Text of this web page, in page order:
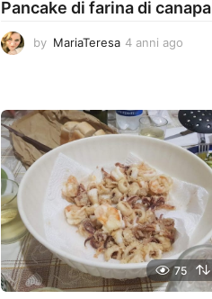
Pancake di farina di canapa
by MariaTeresa 4 anni ago
i
a
g
75